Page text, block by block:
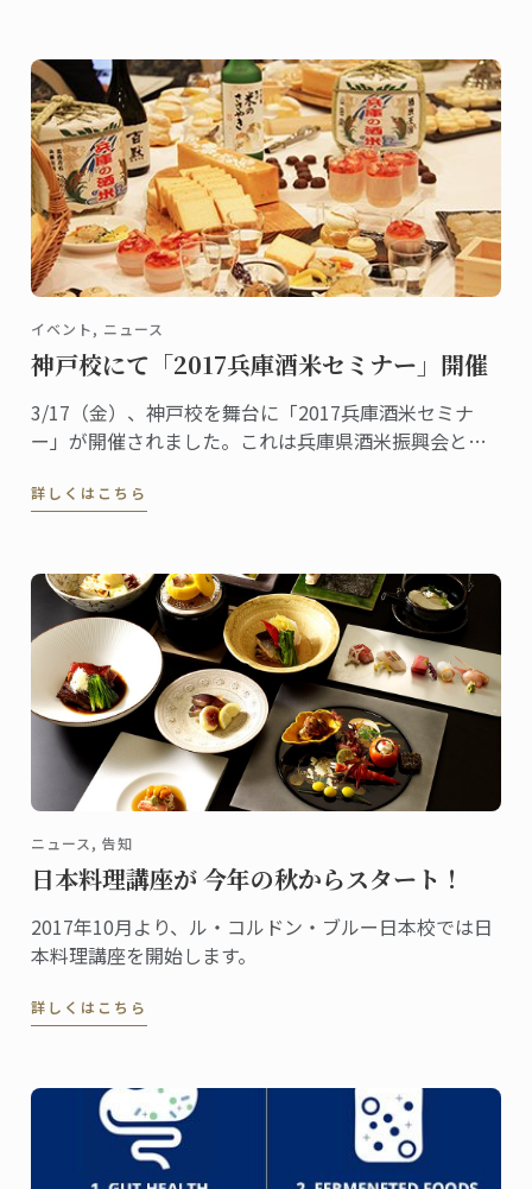
イベント, ニュース
神戸校にて「2017兵庫酒米セミナー」開催
3/17（金）、神戸校を舞台に「2017兵庫酒米セミナ
ー」が開催されました。これは兵庫県酒米振興会と神
聞いて、体験し、学んでもらう」のがコンセプト。一
詳しくはこちら
ニュース, 告知
日本料理講座が 今年の秋からスタート！
2017年10月より、ル・コルドン・ブルー日本校では日
本料理講座を開始します。
詳しくはこちら